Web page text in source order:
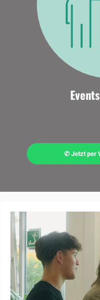
✆ Jetzt per